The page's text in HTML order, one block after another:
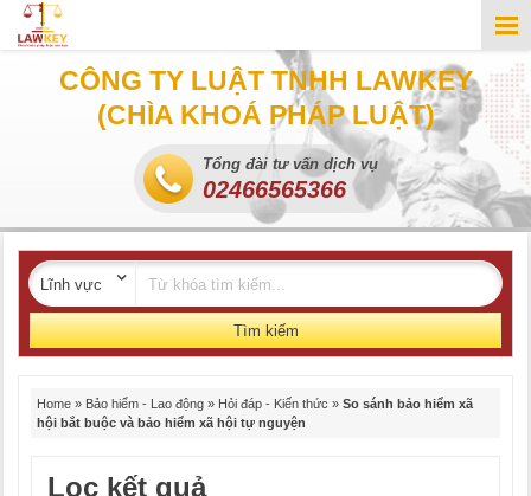
CÔNG TY LUẬT TNHH LAWKEY
(CHÌA KHOÁ PHÁP LUẬT)
Tổng đài tư vấn dịch vụ
02466565366
Tìm kiếm
Home » Bảo hiểm - Lao động » Hỏi đáp - Kiến thức » So sánh bảo hiểm xã
hội bắt buộc và bảo hiểm xã hội tự nguyện
Lọc kết quả